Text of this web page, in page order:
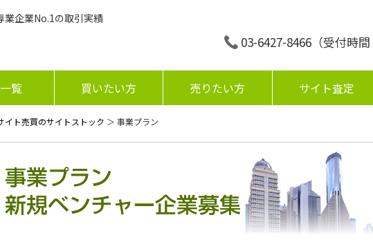
業企業No.1の取引実績
03-6427-8466 （受付時
覧 買いたい方 売りたい方 サイト査定
イト売買のサイトストック ＞ 事業プラン